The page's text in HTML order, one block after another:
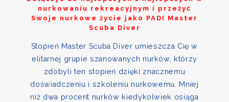
nurkowaniu rekreacyjnym i przeżyć
Swoje nurkowe życie jako PADI Master
Scuba Diver
Stopień Master Scuba Diver umieszcza Cię w
elitarnej grupie szanowanych nurków, którzy
zdobyli ten stopień dzięki znacznemu
doświadczeniu i szkoleniu nurkowemu. Mniej
niż dwa procent nurków kiedykolwiek osiąga